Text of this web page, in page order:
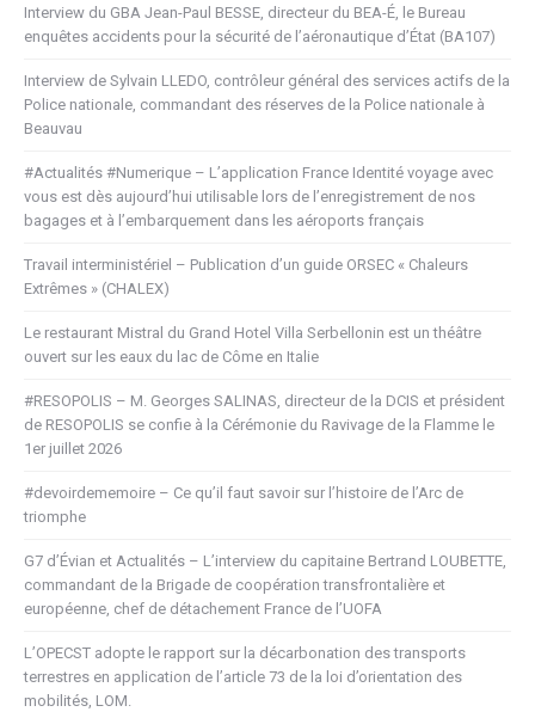
Interview du GBA Jean-Paul BESSE, directeur du BEA-É, le Bureau
enquêtes accidents pour la sécurité de l’aéronautique d’État (BA107)
Interview de Sylvain LLEDO, contrôleur général des services actifs de la
Police nationale, commandant des réserves de la Police nationale à
Beauvau
#Actualités #Numerique – L’application France Identité voyage avec
vous est dès aujourd’hui utilisable lors de l’enregistrement de nos
bagages et à l’embarquement dans les aéroports français
Travail interministériel – Publication d’un guide ORSEC « Chaleurs
Extrêmes » (CHALEX)
Le restaurant Mistral du Grand Hotel Villa Serbellonin est un théâtre
ouvert sur les eaux du lac de Côme en Italie
#RESOPOLIS – M. Georges SALINAS, directeur de la DCIS et président
de RESOPOLIS se confie à la Cérémonie du Ravivage de la Flamme le
1er juillet 2026
#devoirdememoire – Ce qu’il faut savoir sur l’histoire de l’Arc de
triomphe
G7 d’Évian et Actualités – L’interview du capitaine Bertrand LOUBETTE,
commandant de la Brigade de coopération transfrontalière et
européenne, chef de détachement France de l’UOFA
L’OPECST adopte le rapport sur la décarbonation des transports
terrestres en application de l’article 73 de la loi d’orientation des
mobilités, LOM.